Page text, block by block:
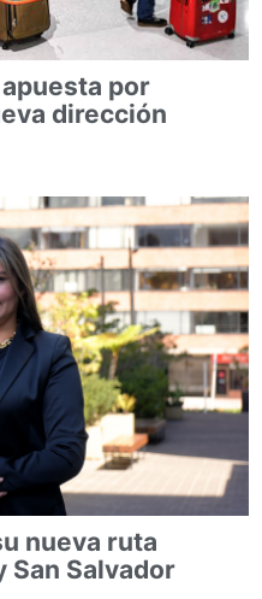
por
dirección
nueva ruta
San Salvador